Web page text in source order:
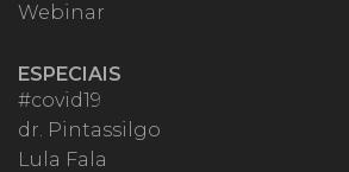
Webinar
ESPECIAIS
#covid19
dr. Pintassilgo
Lula Fala